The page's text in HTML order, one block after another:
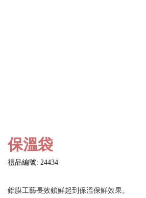
保溫袋
禮品編號: 24434
鋁膜工藝長效鎖鮮起到保溫保鮮效果。